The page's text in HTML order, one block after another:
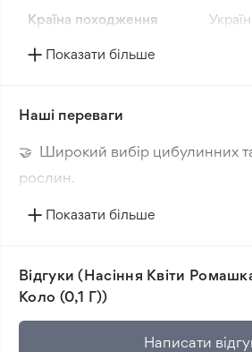
балконних ящиків. У магазині
представлений широкий
без додаткових витрат з
Країна походження
Показати більше
Наші переваги
🤝 Широкий вибір цибулинних
рослин.
🔥 Нові сорти. Цікаві новинки
🛡️ Захист покупок. Повернення
не відповідає очікуванням,
Показати більше
Відгуки (Насіння Квіти
Коло (0,1 Г))
Написати